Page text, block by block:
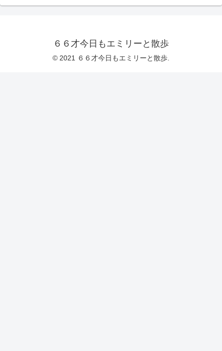
６６才今日もエミリーと散歩
© 2021 ６６才今日もエミリーと散歩.